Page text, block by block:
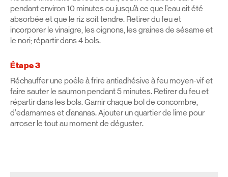
pendant environ 10 minutes ou jusqu’à ce que l’eau ait été
absorbée et que le riz soit tendre. Retirer du feu et
incorporer le vinaigre, les oignons, les graines de sésame et
le nori; répartir dans 4 bols.
Étape 3
Réchauffer une poêle à frire antiadhésive à feu moyen-vif et
faire sauter le saumon pendant 5 minutes. Retirer du feu et
répartir dans les bols. Garnir chaque bol de concombre,
d’edamames et d’ananas. Ajouter un quartier de lime pour
arroser le tout au moment de déguster.